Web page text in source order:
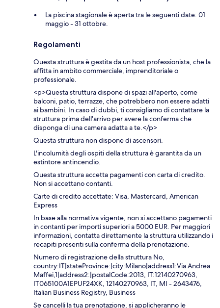
La piscina stagionale è aperta tra le seguenti date: 01
maggio - 31 ottobre.
Regolamenti
Questa struttura è gestita da un host professionista, che la
affitta in ambito commerciale, imprenditoriale o
professionale.
<p>Questa struttura dispone di spazi all'aperto, come
balconi, patio, terrazze, che potrebbero non essere adatti
ai bambini. In caso di dubbi, ti consigliamo di contattare la
struttura prima dell'arrivo per avere la conferma che
disponga di una camera adatta a te.</p>
Questa struttura non dispone di ascensori.
L'incolumità degli ospiti della struttura è garantita da un
estintore antincendio.
Questa struttura accetta pagamenti con carta di credito.
Non si accettano contanti.
Carte di credito accettate: Visa, Mastercard, American
Express
In base alla normativa vigente, non si accettano pagamenti
in contanti per importi superiori a 5000 EUR. Per maggiori
informazioni, contatta direttamente la struttura utilizzando i
recapiti presenti sulla conferma della prenotazione.
Numero di registrazione della struttura No,
country:IT|stateProvince:|city:Milano|address1:Via Andrea
Maffei,1|address2:|postalCode:2013, IT:12140270963,
IT065100A1EPUF24XK, 12140270963, IT, MI - 2643476,
Italian Business Registry, Business
Se cancelli la tua prenotazione, si applicheranno le